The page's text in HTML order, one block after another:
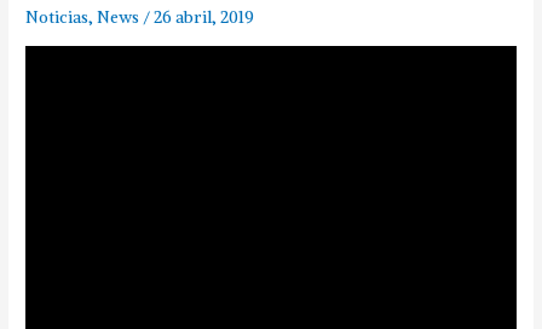
Noticias,News /26 abril, 2019